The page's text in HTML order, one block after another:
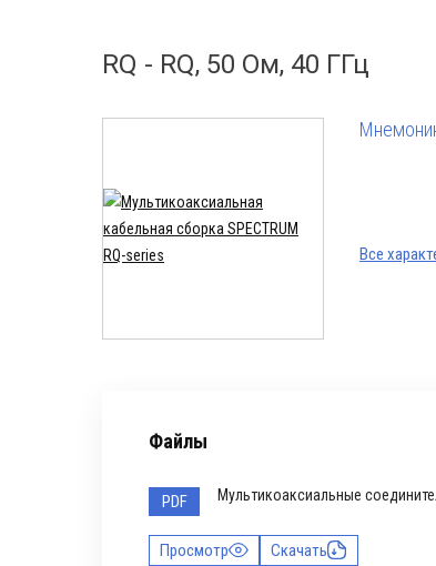
RQ - RQ, 50 Ом, 40 ГГц
Все
Файлы
PDF Мультикоаксиальные
Просмотр Скачать